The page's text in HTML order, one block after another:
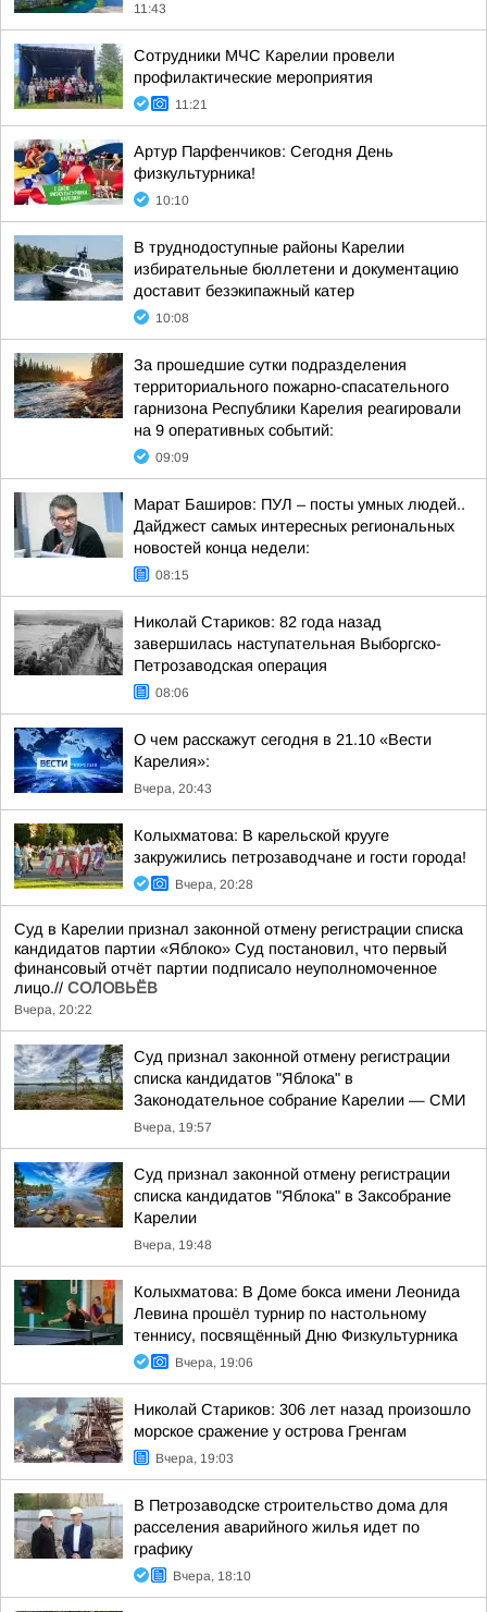
11:43
Сотрудники МЧС Карелии провели
профилактические мероприятия
11:21
Артур Парфенчиков: Сегодня День
физкультурника!
10:10
В труднодоступные районы Карелии
избирательные бюллетени и документацию
доставит безэкипажный катер
10:08
За прошедшие сутки подразделения
территориального пожарно-спасательного
гарнизона Республики Карелия реагировали
на 9 оперативных событий:
09:09
Марат Баширов: ПУЛ – посты умных людей..
Дайджест самых интересных региональных
новостей конца недели:
08:15
Николай Стариков: 82 года назад
завершилась наступательная Выборгско-
Петрозаводская операция
08:06
О чем расскажут сегодня в 21.10 «Вести
Карелия»:
Вчера, 20:43
Колыхматова: В карельской крууге
закружились петрозаводчане и гости города!
Вчера, 20:28
Суд в Карелии признал законной отмену регистрации списка
кандидатов партии «Яблоко» Суд постановил, что первый
финансовый отчёт партии подписало неуполномоченное
лицо.// СОЛОВЬЁВ
Вчера, 20:22
Суд признал законной отмену регистрации
списка кандидатов "Яблока" в
Законодательное собрание Карелии — СМИ
Вчера, 19:57
Суд признал законной отмену регистрации
списка кандидатов "Яблока" в Заксобрание
Карелии
Вчера, 19:48
Колыхматова: В Доме бокса имени Леонида
Левина прошёл турнир по настольному
теннису, посвящённый Дню Физкультурника
Вчера, 19:06
Николай Стариков: 306 лет назад произошло
морское сражение у острова Гренгам
Вчера, 19:03
В Петрозаводске строительство дома для
расселения аварийного жилья идет по
графику
Вчера, 18:10